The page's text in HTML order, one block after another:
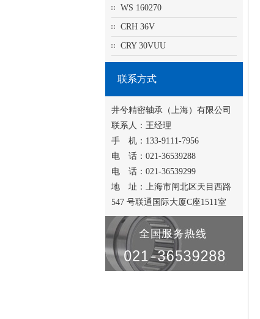
WS 160270
CRH 36V
CRY 30VUU
联系方式
井兮精密轴承（上海）有限公司
联系人：王经理
手 机：133-9111-7956
电 话：021-36539288
电 话：021-36539299
地 址：上海市闸北区天目西路
547 号联通国际大厦C座1511室